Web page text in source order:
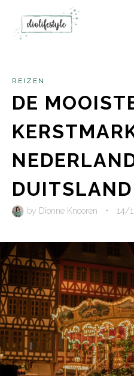
REIZEN
DE
DUITSLAND
by Dionne Knooren • 14/